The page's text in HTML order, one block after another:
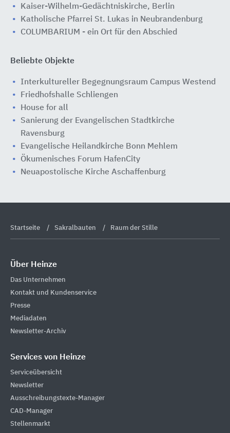
Kaiser-Wilhelm-Gedächtniskirche, Berlin
Katholische Pfarrei St. Lukas in Neubrandenburg
COLUMBARIUM - ein Ort für den Abschied
Beliebte Objekte
Interkultureller Begegnungsraum Campus Westend
Friedhofshalle Schliengen
House for all
Sanierung der Evangelischen Stadtkirche
Ravensburg
Evangelische Heilandkirche Bonn Mehlem
Ökumenisches Forum HafenCity
Neuapostolische Kirche Aschaffenburg
Startseite Sakralbauten Raum der Stille
Über Heinze
Das Unternehmen
Kontakt und Kundenservice
Presse
Mediadaten
Newsletter-Archiv
Services von Heinze
Serviceübersicht
Newsletter
Ausschreibungstexte-Manager
CAD-Manager
Stellenmarkt